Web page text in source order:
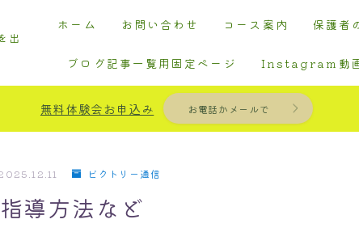
出
ホーム お問い合わせ コース案内 保護者
ブログ記事一覧用固定ページ Instagram動
無料体験会お申込み お電話かメールで
ビクトリー通信
導方法など